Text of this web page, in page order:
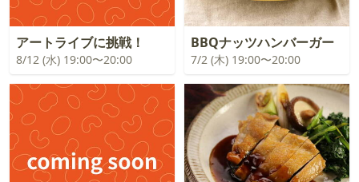
アートライブに挑戦！
8/12 (水) 19:00〜20:00
BBQナッツハンバーガー
7/2 (木) 19:00〜20:00